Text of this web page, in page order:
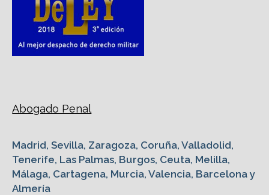
Abogado Penal
Madrid, Sevilla, Zaragoza, Coruña, Valladolid,
Tenerife, Las Palmas, Burgos, Ceuta, Melilla,
Málaga, Cartagena, Murcia, Valencia, Barcelona y
Almería